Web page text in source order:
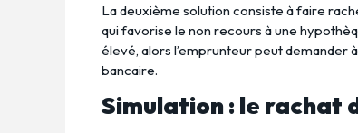
La deuxième solution consiste à faire
qui favorise le non recours à une
élevé, alors l’emprunteur peut
bancaire.
Simulation : le rachat